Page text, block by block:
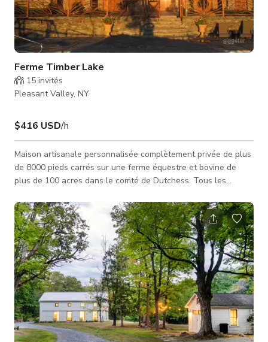
Ferme Timber Lake
15 invités
Pleasant Valley, NY
$416 USD/h
Maison artisanale personnalisée complètement privée de plus
de 8000 pieds carrés sur une ferme équestre et bovine de
plus de 100 acres dans le comté de Dutchess. Tous les